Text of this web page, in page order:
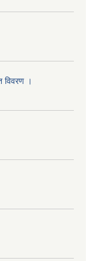
विवरण ।